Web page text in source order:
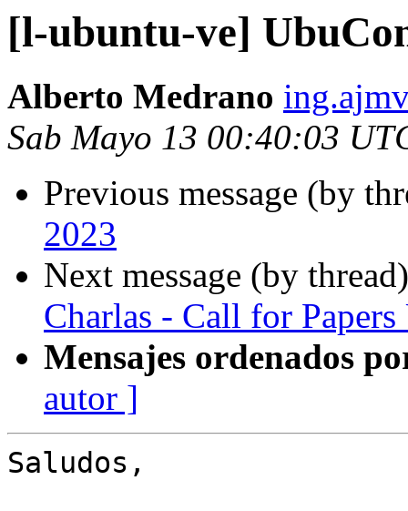
[l-ubuntu-ve]
Alberto Medrano
Sab Mayo 13 00:40:03
Previous message (by
2023
Next message (by
Charlas - Call for
Mensajes ordenados
autor ]
Saludos,